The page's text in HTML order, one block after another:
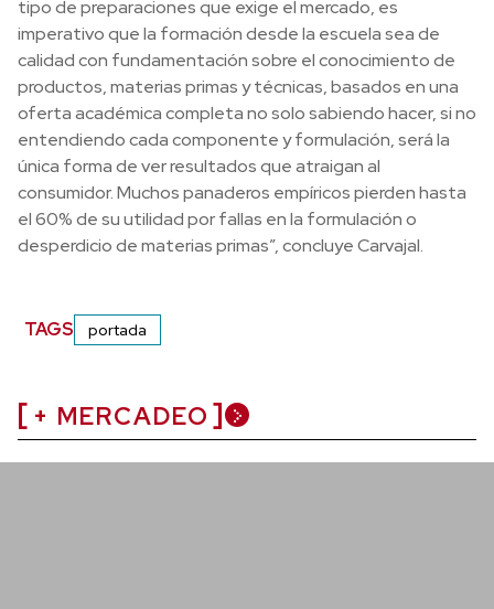
tipo de preparaciones que exige el mercado, es
imperativo que la formación desde la escuela sea de
calidad con fundamentación sobre el conocimiento de
productos, materias primas y técnicas, basados en una
oferta académica completa no solo sabiendo hacer, si no
entendiendo cada componente y formulación, será la
única forma de ver resultados que atraigan al
consumidor. Muchos panaderos empíricos pierden hasta
el 60% de su utilidad por fallas en la formulación o
desperdicio de materias primas”, concluye Carvajal.
TAGS portada
+ MERCADEO